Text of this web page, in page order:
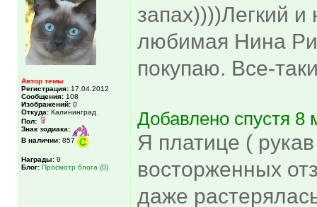
Автор темы
Регистрация: 17.04.2012
Сообщения: 108
Изображений: 0
Откуда: Калининград
Пол:
Знак зодиака:
В наличии: 857
Награды: 9
Блог: Просмотр блога (0)
запах))))Легкий
любимая Нина
покупаю. Все-
Добавлено спустя 8
Я платице (
восторженных
даже